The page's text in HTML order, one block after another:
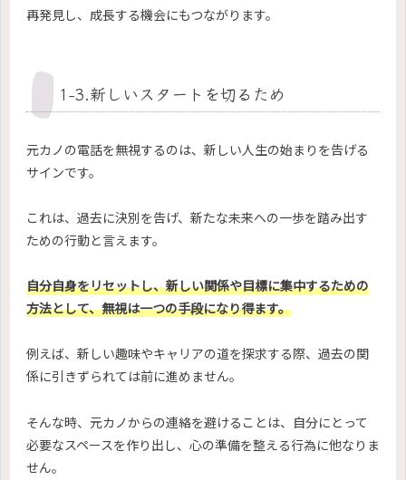
再発見し、成長する機会にもつながります。
1-3.新しいスタートを切るため
元カノの電話を無視するのは、新しい人生の始まりを告げる
サインです。
これは、過去に決別を告げ、新たな未来への一歩を踏み出す
ための行動と言えます。
自分自身をリセットし、新しい関係や目標に集中するための
方法として、無視は一つの手段になり得ます。
例えば、新しい趣味やキャリアの道を探求する際、過去の関
係に引きずられては前に進めません。
そんな時、元カノからの連絡を避けることは、自分にとって
必要なスペースを作り出し、心の準備を整える行為に他なりま
せん。